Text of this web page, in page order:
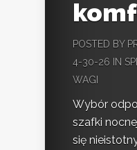
POSTED BY
4-30-26 IN
WAGI
Wybór
szafki
się